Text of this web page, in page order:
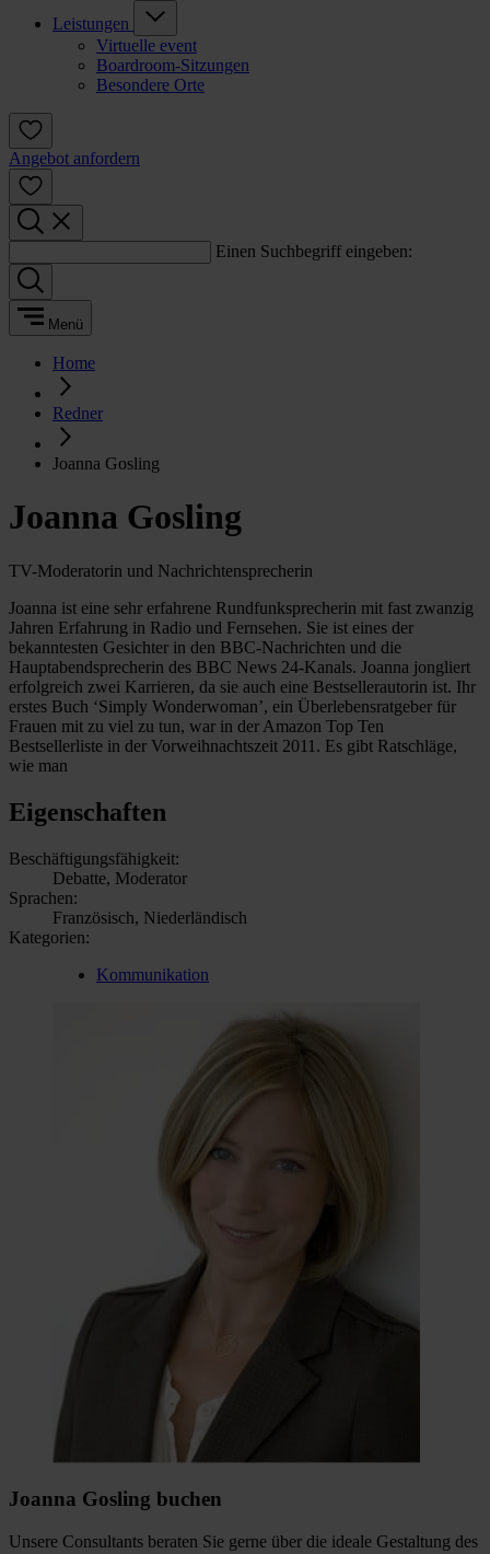
Leistungen
Virtuelle event
Boardroom-Sitzungen
Besondere Orte
Angebot anfordern
Einen Suchbegriff eingeben:
Menü
Home
Redner
Joanna Gosling
Joanna Gosling
TV-Moderatorin und Nachrichtensprecherin
Joanna ist eine sehr erfahrene Rundfunksprecherin mit fast zwanzig
Jahren Erfahrung in Radio und Fernsehen. Sie ist eines der
bekanntesten Gesichter in den BBC-Nachrichten und die
Hauptabendsprecherin des BBC News 24-Kanals. Joanna jongliert
erfolgreich zwei Karrieren, da sie auch eine Bestsellerautorin ist. Ihr
erstes Buch ‘Simply Wonderwoman’, ein Überlebensratgeber für
Frauen mit zu viel zu tun, war in der Amazon Top Ten
Bestsellerliste in der Vorweihnachtszeit 2011. Es gibt Ratschläge,
wie man
Eigenschaften
Beschäftigungsfähigkeit:
Debatte, Moderator
Sprachen:
Französisch, Niederländisch
Kategorien:
Kommunikation
Joanna Gosling buchen
Unsere Consultants beraten Sie gerne über die ideale Gestaltung des